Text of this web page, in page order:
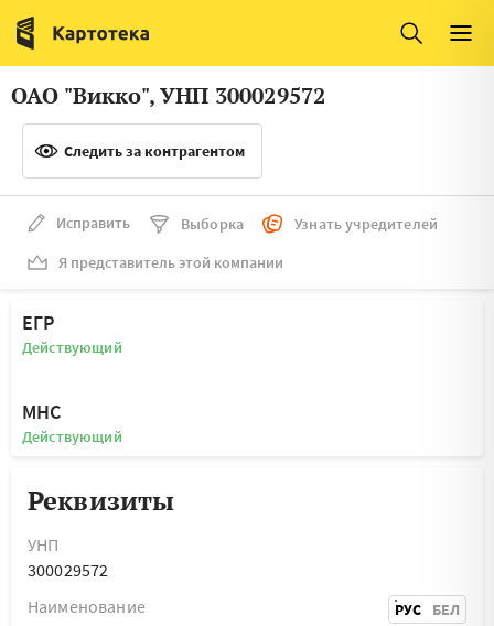
Италия
Люксембург
Литва
Нидерланды
ОАО "Викко", УНП 300029572
Следить за контрагентом
Исправить Выборка
Узнать учредителей
Я представитель этой компании
ЕГР
Действующий
МНС
Действующий
Реквизиты
УНП
300029572
Наименование
РУС БЕЛ